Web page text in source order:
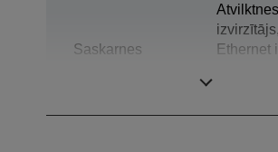
Saskarnes
Atvilktnes
izvirzītājs,
Ethernet